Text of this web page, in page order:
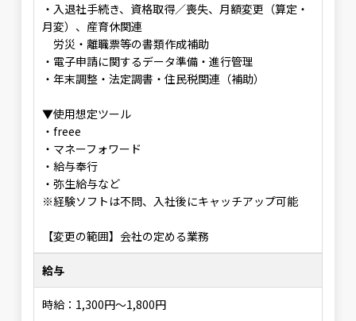
・入退社手続き、資格取得／喪失、月額変更（算定・
月変）、産育休関連
労災・離職票等の書類作成補助
・電子申請に関するデータ準備・進行管理
・年末調整・法定調書・住民税関連（補助）
▼使用想定ツール
・freee
・マネーフォワード
・給与奉行
・弥生給与など
※経験ソフトは不問、入社後にキャッチアップ可能
【変更の範囲】会社の定める業務
給与
時給：1,300円～1,800円